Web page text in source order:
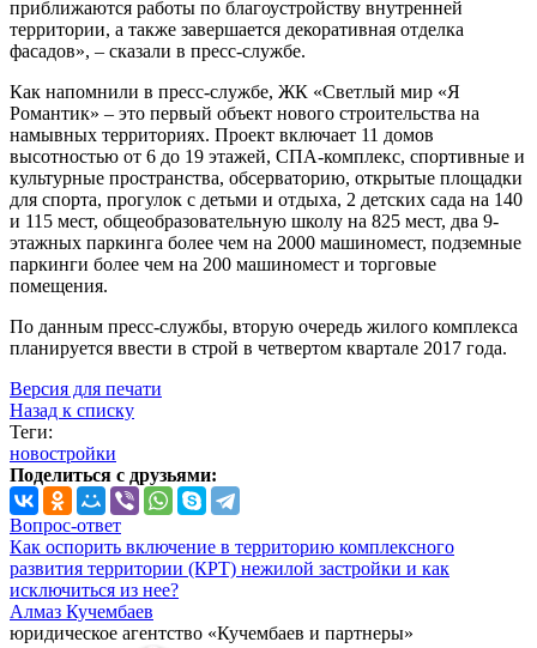
приближаются работы по благоустройству внутренней
территории, а также завершается декоративная отделка
фасадов», – сказали в пресс-службе.
Как напомнили в пресс-службе, ЖК «Светлый мир «Я
Романтик» – это первый объект нового строительства на
намывных территориях. Проект включает 11 домов
высотностью от 6 до 19 этажей, СПА-комплекс, спортивные и
культурные пространства, обсерваторию, открытые площадки
для спорта, прогулок с детьми и отдыха, 2 детских сада на 140
и 115 мест, общеобразовательную школу на 825 мест, два 9-
этажных паркинга более чем на 2000 машиномест, подземные
паркинги более чем на 200 машиномест и торговые
помещения.
По данным пресс-службы, вторую очередь жилого комплекса
планируется ввести в строй в четвертом квартале 2017 года.
Версия для печати
Назад к списку
Теги:
новостройки
Поделиться с друзьями:
Вопрос-ответ
Как оспорить включение в территорию комплексного
развития территории (КРТ) нежилой застройки и как
исключиться из нее?
Алмаз Кучембаев
юридическое агентство «Кучембаев и партнеры»